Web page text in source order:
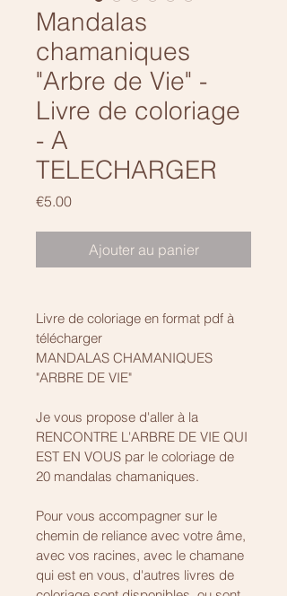
Mandalas
chamaniques
"Arbre de Vie" -
Livre de coloriage
- A
TELECHARGER
€5.00Prix
Ajouter au panier
Livre de coloriage en format pdf à
télécharger
MANDALAS CHAMANIQUES
"ARBRE DE VIE"
Je vous propose d'aller à la
RENCONTRE L'ARBRE DE VIE QUI
EST EN VOUS par le coloriage de
20 mandalas chamaniques.
Pour vous accompagner sur le
chemin de reliance avec votre âme,
avec vos racines, avec le chamane
qui est en vous, d'autres livres de